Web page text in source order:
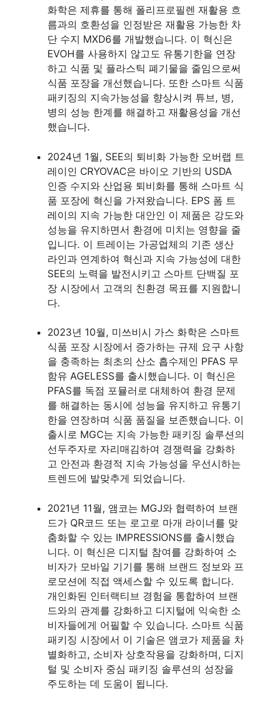
화학은 제휴를 통해 폴리프로필렌 재활용 흐
름과의 호환성을 인정받은 재활용 가능한 차
단 수지 MXD6를 개발했습니다. 이 혁신은
EVOH를 사용하지 않고도 유통기한을 연장
하고 식품 및 플라스틱 폐기물을 줄임으로써
식품 포장을 개선했습니다. 또한 스마트 식품
패키징의 지속가능성을 향상시켜 튜브, 병,
병의 성능 한계를 해결하고 재활용성을 개선
했습니다.
2024년 1월, SEE의 퇴비화 가능한 오버랩 트
레이인 CRYOVAC은 바이오 기반의 USDA
인증 수지와 산업용 퇴비화를 통해 스마트 식
품 포장에 혁신을 가져왔습니다. EPS 폼 트
레이의 지속 가능한 대안인 이 제품은 강도와
성능을 유지하면서 환경에 미치는 영향을 줄
입니다. 이 트레이는 가공업체의 기존 생산
라인과 연계하여 혁신과 지속 가능성에 대한
SEE의 노력을 발전시키고 스마트 단백질 포
장 시장에서 고객의 친환경 목표를 지원합니
다.
2023년 10월, 미쓰비시 가스 화학은 스마트
식품 포장 시장에서 증가하는 규제 요구 사항
을 충족하는 최초의 산소 흡수제인 PFAS 무
함유 AGELESS를 출시했습니다. 이 혁신은
PFAS를 독점 포뮬러로 대체하여 환경 문제
를 해결하는 동시에 성능을 유지하고 유통기
한을 연장하며 식품 품질을 보존했습니다. 이
출시로 MGC는 지속 가능한 패키징 솔루션의
선두주자로 자리매김하여 경쟁력을 강화하
고 안전과 환경적 지속 가능성을 우선시하는
트렌드에 발맞추게 되었습니다.
2021년 11월, 앰코는 MGJ와 협력하여 브랜
드가 QR코드 또는 로고로 마개 라이너를 맞
춤화할 수 있는 IMPRESSIONS를 출시했습
니다. 이 혁신은 디지털 참여를 강화하여 소
비자가 모바일 기기를 통해 브랜드 정보와 프
로모션에 직접 액세스할 수 있도록 합니다.
개인화된 인터랙티브 경험을 통합하여 브랜
드와의 관계를 강화하고 디지털에 익숙한 소
비자들에게 어필할 수 있습니다. 스마트 식품
패키징 시장에서 이 기술은 앰코가 제품을 차
별화하고, 소비자 상호작용을 강화하며, 디지
털 및 소비자 중심 패키징 솔루션의 성장을
주도하는 데 도움이 됩니다.